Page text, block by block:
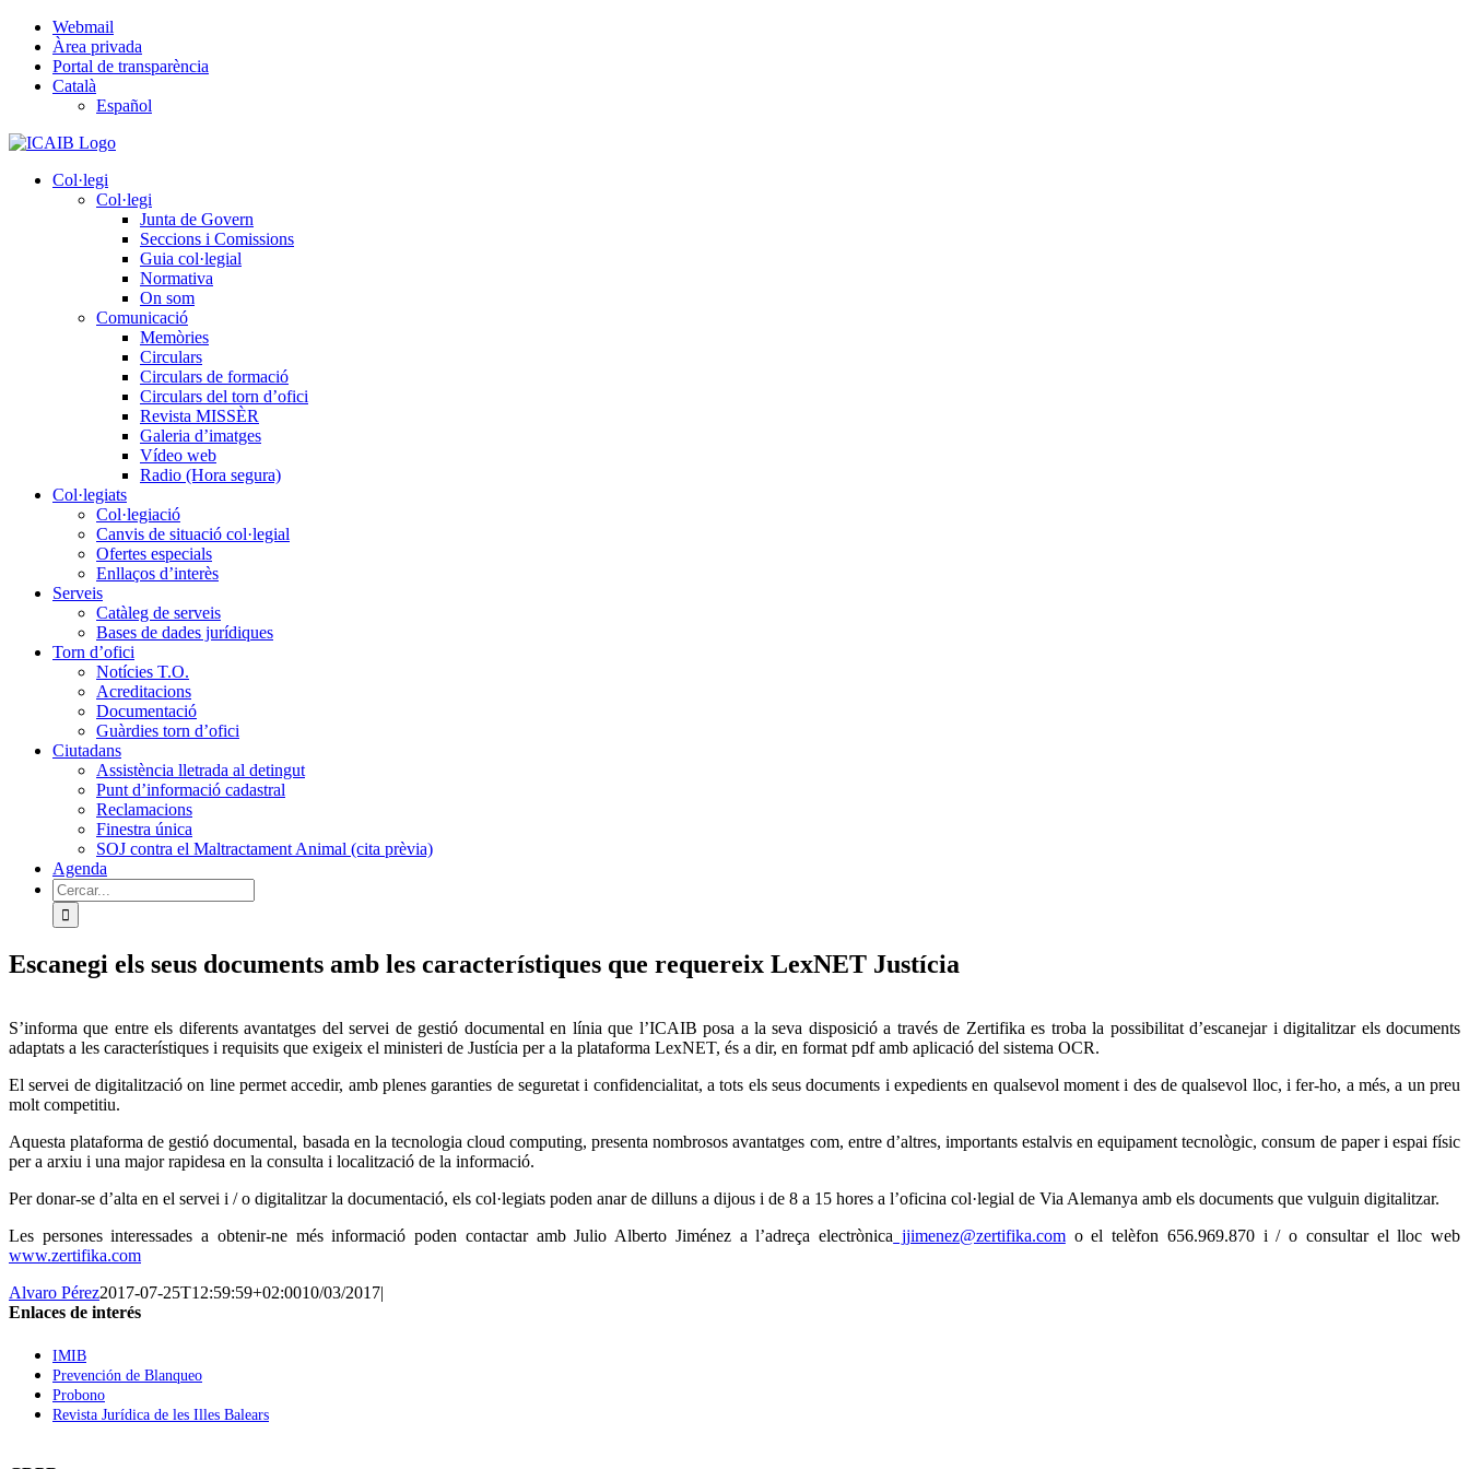
Skip
content
Webmail
Àrea privada
Portal de transparència
Català
Español
Col·legi
Col·legi
Junta de Govern
Seccions i Comissions
Guia col·legial
Normativa
On som
Comunicació
Memòries
Circulars
Circulars de formació
Circulars del torn d’ofici
Revista MISSÈR
Galeria d’imatges
Vídeo web
Radio (Hora segura)
Col·legiats
Col·legiació
Canvis de situació col·legial
Ofertes especials
Enllaços d’interès
Serveis
Catàleg de serveis
Bases de dades jurídiques
Torn d’ofici
Notícies T.O.
Acreditacions
Documentació
Guàrdies torn d’ofici
Ciutadans
Assistència lletrada al detingut
Punt d’informació cadastral
Reclamacions
Finestra única
SOJ contra el Maltractament Animal (cita prèvia)
Agenda
Cerca
…
Escanegi els seus documents amb les característiques que requereix LexNET Justícia
S’informa que entre els diferents avantatges del servei de gestió documental en línia que l’ICAIB posa a la seva disposició a través de Zertifika es troba la possibilitat d’escanejar i digitalitzar els documents
adaptats a les característiques i requisits que exigeix el ministeri de Justícia per a la plataforma LexNET, és a dir, en format pdf amb aplicació del sistema OCR.
El servei de digitalització on line permet accedir, amb plenes garanties de seguretat i confidencialitat, a tots els seus documents i expedients en qualsevol moment i des de qualsevol lloc, i fer-ho, a més, a un preu
molt competitiu.
Aquesta plataforma de gestió documental, basada en la tecnologia cloud computing, presenta nombrosos avantatges com, entre d’altres, importants estalvis en equipament tecnològic, consum de paper i espai físic
per a arxiu i una major rapidesa en la consulta i localització de la informació.
Per donar-se d’alta en el servei i / o digitalitzar la documentació, els col·legiats poden anar de dilluns a dijous i de 8 a 15 hores a l’oficina col·legial de Via Alemanya amb els documents que vulguin digitalitzar.
Les persones interessades a obtenir-ne més informació poden contactar amb Julio Alberto Jiménez a l’adreça electrònica jjimenez@zertifika.como el telèfon 656.969.870 i / o consultar el lloc web
www.zertifika.com
Alvaro Pérez2017-07-25T12:59:59+02:0010/03/2017|
Enlaces de interés
IMIB
Prevención de Blanqueo
Probono
Revista Jurídica de les Illes Balears